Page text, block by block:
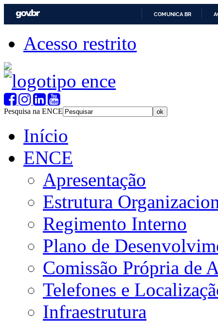
COMUNICA BR
Acesso restrito
Pesquisa na ENCE
Início
ENCE
Apresentação
Estrutura
Regimento Interno
Plano de
Comissão Própria de
Telefones e
Infraestrutura